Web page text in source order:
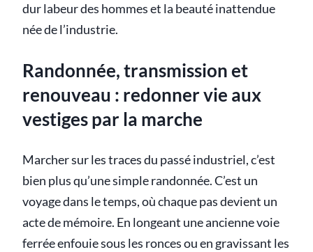
dur labeur des hommes et la beauté inattendue
née de l’industrie.
Randonnée, transmission et
renouveau : redonner vie aux
vestiges par la marche
Marcher sur les traces du passé industriel, c’est
bien plus qu’une simple randonnée. C’est un
voyage dans le temps, où chaque pas devient un
acte de mémoire. En longeant une ancienne voie
ferrée enfouie sous les ronces ou en gravissant les